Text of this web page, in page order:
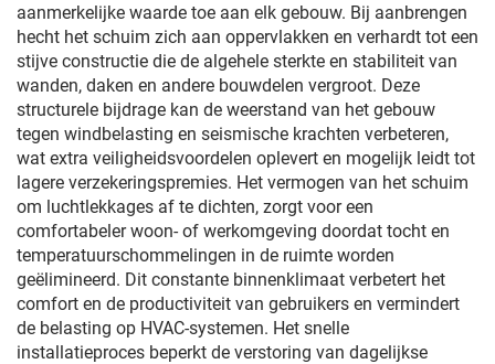
aanmerkelijke waarde toe aan elk gebouw. Bij aanbrengen
hecht het schuim zich aan oppervlakken en verhardt tot een
stijve constructie die de algehele sterkte en stabiliteit van
wanden, daken en andere bouwdelen vergroot. Deze
structurele bijdrage kan de weerstand van het gebouw
tegen windbelasting en seismische krachten verbeteren,
wat extra veiligheidsvoordelen oplevert en mogelijk leidt tot
lagere verzekeringspremies. Het vermogen van het schuim
om luchtlekkages af te dichten, zorgt voor een
comfortabeler woon- of werkomgeving doordat tocht en
temperatuurschommelingen in de ruimte worden
geëlimineerd. Dit constante binnenklimaat verbetert het
comfort en de productiviteit van gebruikers en vermindert
de belasting op HVAC-systemen. Het snelle
installatieproces beperkt de verstoring van dagelijkse